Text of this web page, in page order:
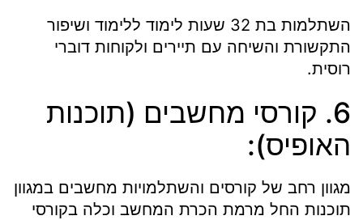
השתלמות בת 32 שעות לימוד ללימוד ושיפור
התקשורת והשיחה עם תיירים ולקוחות דוברי
רוסית.
6. קורסי מחשבים (תוכנות
האופיס):
מגוון רחב של קורסים והשתלמויות מחשבים במגוון
תוכנות החל מרמת הכרת המחשב וכלה בקורסי